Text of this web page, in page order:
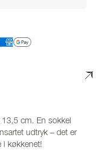
cm. En sokkel
udtryk – det er
i køkkenet!